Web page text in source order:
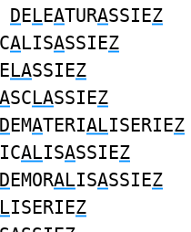
DELEATURASSIEZ
ALISASSIEZ
LASSIEZ
ASCLASSIEZ
DEMATERIALISERIEZ
ALISASSIEZ
DEMORALISASSIEZ
ISERIEZ